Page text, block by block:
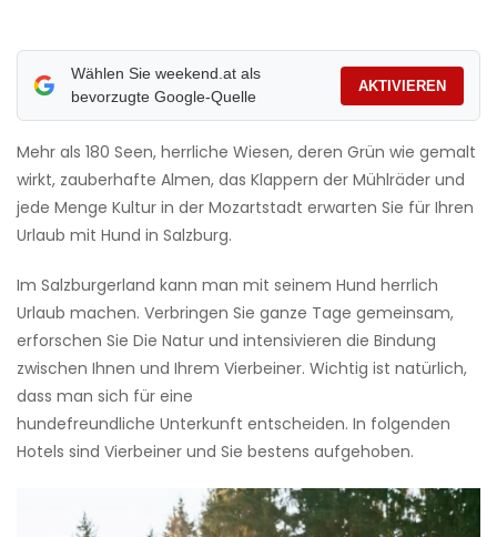
Wählen Sie weekend.at als
bevorzugte Google-Quelle
AKTIVIEREN
Mehr als 180 Seen, herrliche Wiesen, deren Grün wie gemalt
wirkt, zauberhafte Almen, das Klappern der Mühlräder und
jede Menge Kultur in der Mozartstadt erwarten Sie für Ihren
Urlaub mit Hund in Salzburg.
Im Salzburgerland kann man mit seinem Hund herrlich
Urlaub machen. Verbringen Sie ganze Tage gemeinsam,
erforschen Sie Die Natur und intensivieren die Bindung
zwischen Ihnen und Ihrem Vierbeiner. Wichtig ist natürlich,
dass man sich für eine
hundefreundliche Unterkunft entscheiden. In folgenden
Hotels sind Vierbeiner und Sie bestens aufgehoben.